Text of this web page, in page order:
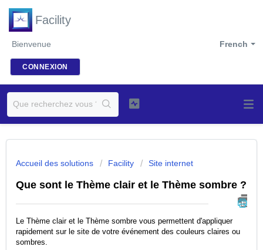
Facility
French
Bienvenue
CONNEXION
Accueil des solutions Facility Site internet
Que sont le Thème clair et le Thème sombre ?
Le Thème clair et le Thème sombre vous permettent d'appliquer
rapidement sur le site de votre événement des couleurs claires ou
sombres.